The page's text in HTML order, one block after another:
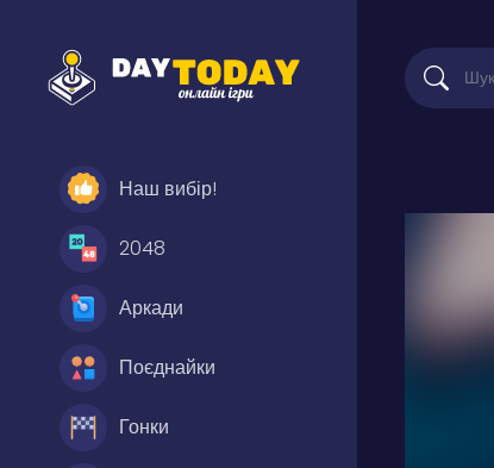
Наш вибір!
2048
Аркади
Поєднайки
Гонки